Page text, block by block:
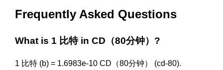
Frequently Asked Questions
What is 1 比特 in CD（80分钟）?
1 比特 (b) = 1.6983e-10 CD（80分钟） (cd-80).